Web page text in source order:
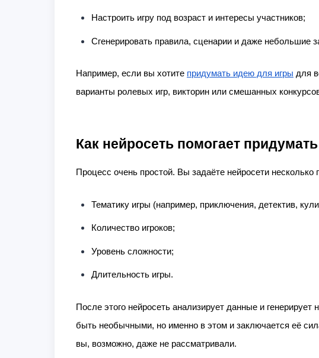
Настроить игру под возраст и интересы участников;
Сгенерировать правила, сценарии и даже небольшие
Например, если вы хотите придумать идею для игры для
варианты ролевых игр, викторин или смешанных
Как нейросеть помогает
Процесс очень простой. Вы задаёте нейросети несколько
Тематику игры (например, приключения, детектив,
Количество игроков;
Уровень сложности;
Длительность игры.
После этого нейросеть анализирует данные и генерирует
быть необычными, но именно в этом и заключается её
вы, возможно, даже не рассматривали.